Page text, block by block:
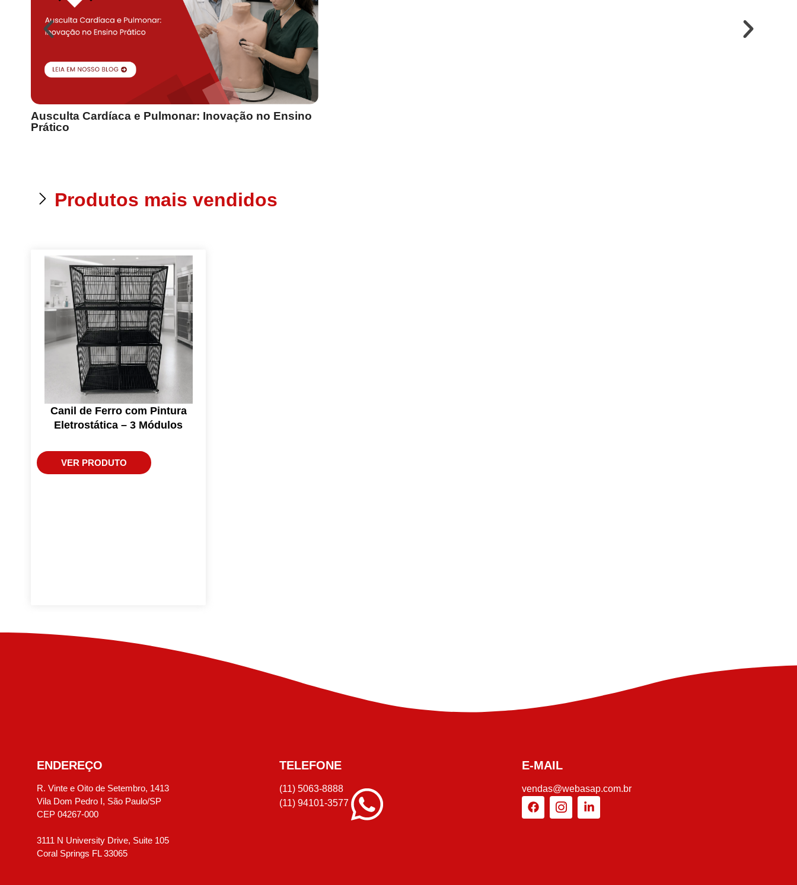
Ausculta Cardíaca e Pulmonar: Inovação no Ensino
Prático
Produtos mais vendidos
Canil de Ferro com Pintura
Eletrostática – 3 Módulos
VER PRODUTO
ENDEREÇO
R. Vinte e Oito de Setembro, 1413
Vila Dom Pedro I, São Paulo/SP
CEP 04267-000
3111 N University Drive, Suite 105
Coral Springs FL 33065
TELEFONE
(11) 5063-8888
(11) 94101-3577
E-MAIL
vendas@webasap.com.br